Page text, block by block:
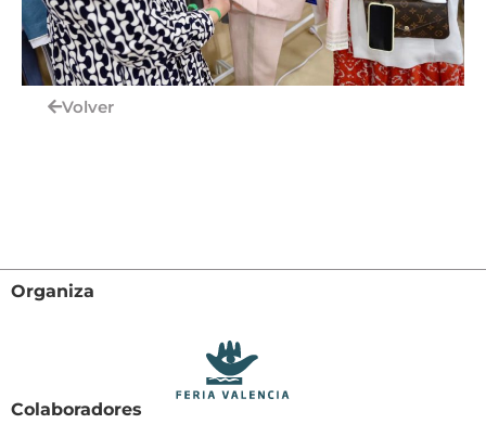
Volver
Organiza
Colaboradores